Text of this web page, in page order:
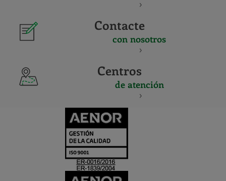
Contacte
con nosotros
Centros
de atención